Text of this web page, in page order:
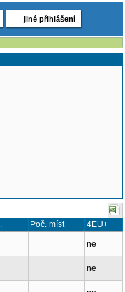
jiné přihlášení
Poč. míst
4EU+
ne
ne